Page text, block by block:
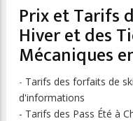
Prix et Tarifs
Hiver et des
Mécaniques
- Tarifs des forfaits de
d'informations
- Tarifs des Pass Été à